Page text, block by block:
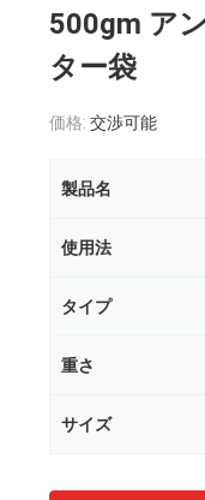
500gm ア
ター袋
価格: 交渉可能
製品名
使用法
タイプ
重さ
サイズ